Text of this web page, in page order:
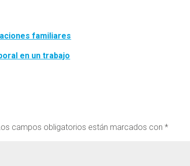
familiares
en un trabajo
campos obligatorios están marcados con*